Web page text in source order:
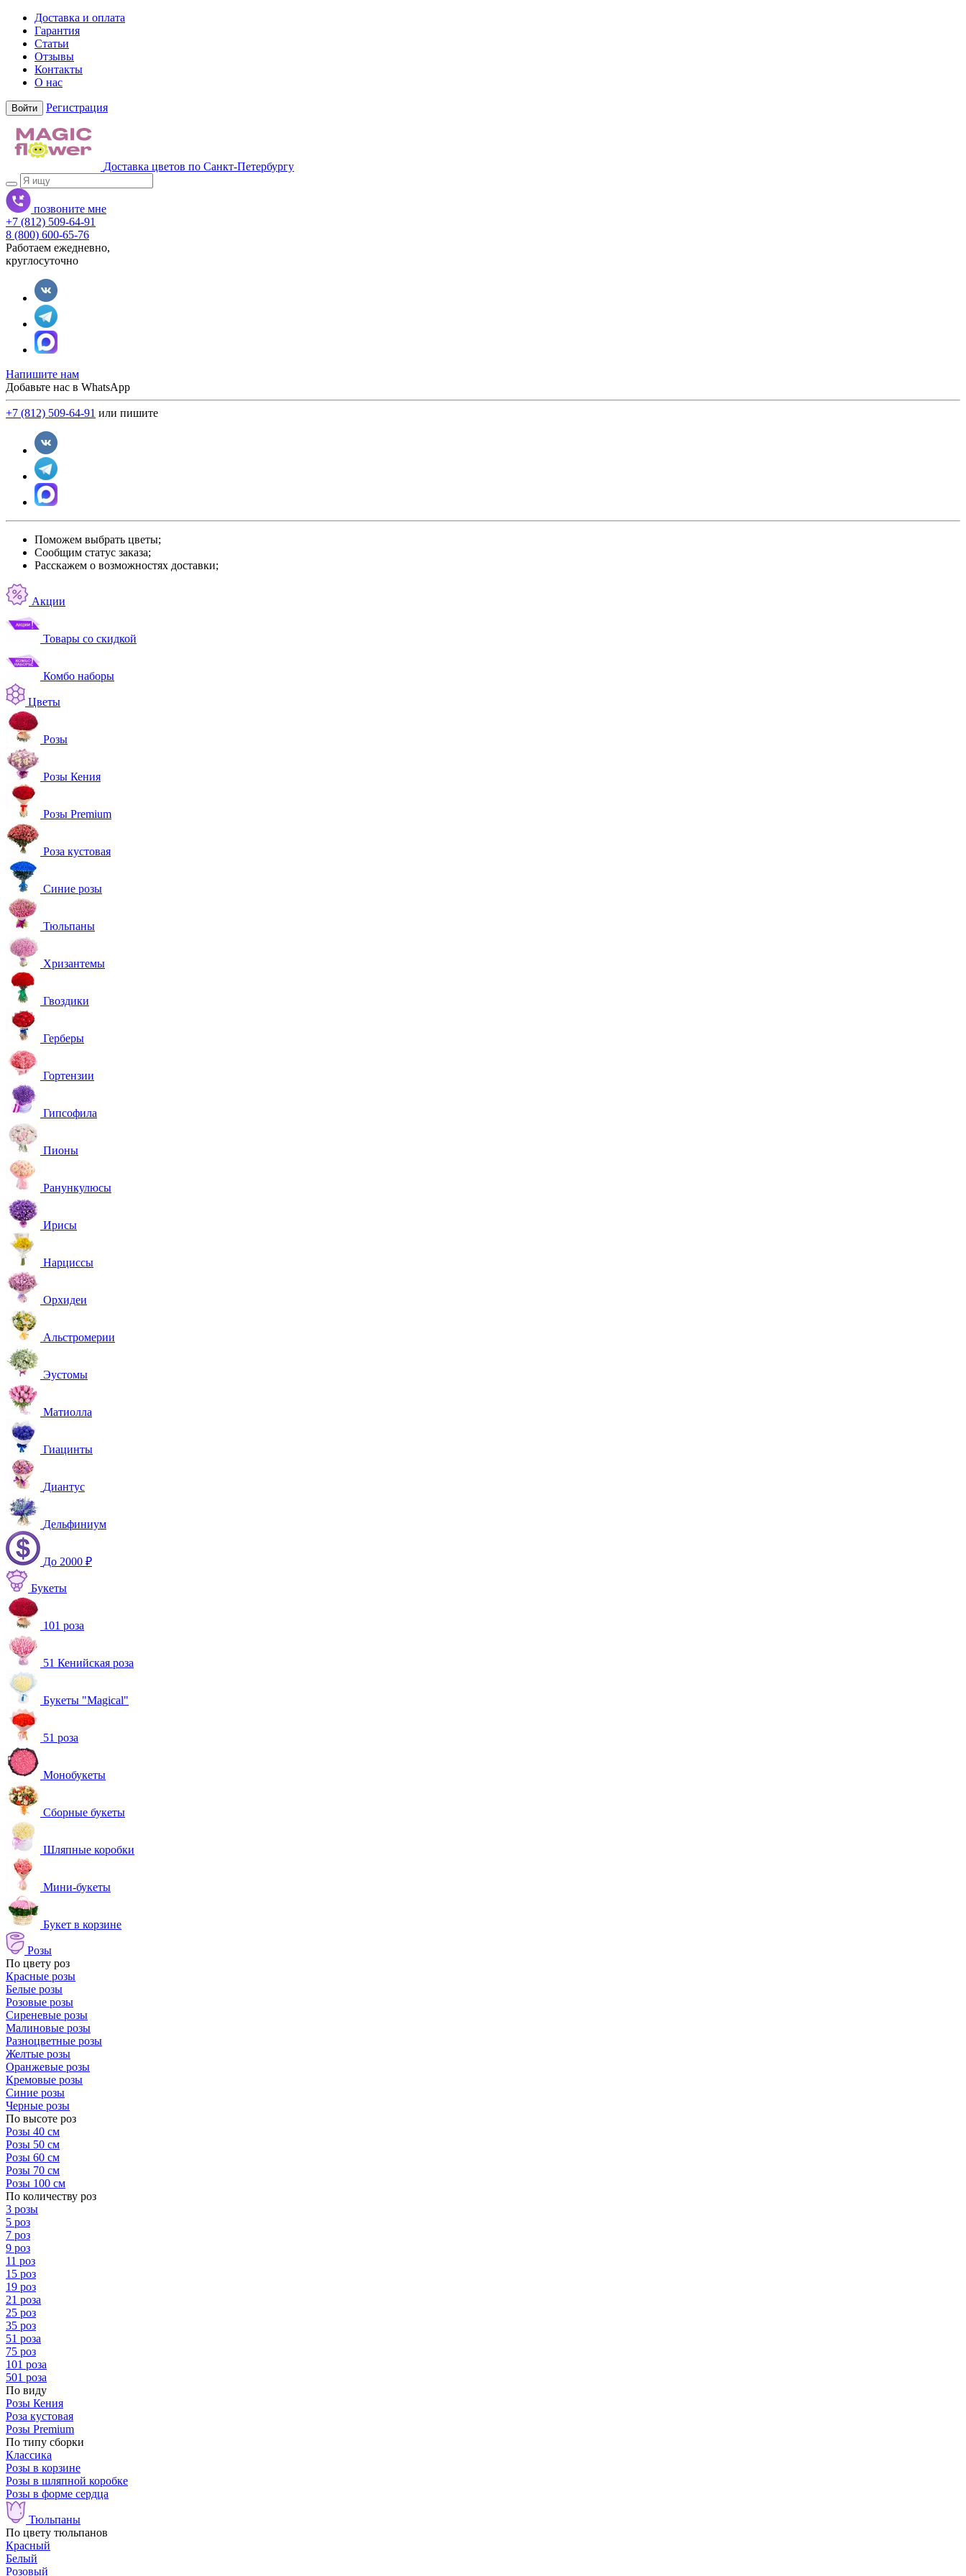
Доставка и оплата
Гарантия
Статьи
Отзывы
Контакты
О нас
Войти Регистрация
Доставка цветов по Санкт-Петербургу
позвоните мне
+7 (812) 509-64-91
8 (800) 600-65-76
Работаем ежедневно,
круглосуточно
Напишите нам
Добавьте нас в WhatsApp
+7 (812) 509-64-91 или пишите
Поможем выбрать цветы;
Сообщим статус заказа;
Расскажем о возможностях доставки;
Акции
Товары со скидкой
Комбо наборы
Цветы
Розы
Розы Кения
Розы Premium
Роза кустовая
Синие розы
Тюльпаны
Хризантемы
Гвоздики
Герберы
Гортензии
Гипсофила
Пионы
Ранункулюсы
Ирисы
Нарциссы
Орхидеи
Альстромерии
Эустомы
Матиолла
Гиацинты
Диантус
Дельфиниум
До 2000 ₽
Букеты
101 роза
51 Кенийская роза
Букеты "Magical"
51 роза
Монобукеты
Сборные букеты
Шляпные коробки
Мини-букеты
Букет в корзине
Розы
По цвету роз
Красные розы
Белые розы
Розовые розы
Сиреневые розы
Малиновые розы
Разноцветные розы
Желтые розы
Оранжевые розы
Кремовые розы
Синие розы
Черные розы
По высоте роз
Розы 40 см
Розы 50 см
Розы 60 см
Розы 70 см
Розы 100 см
По количеству роз
3 розы
5 роз
7 роз
9 роз
11 роз
15 роз
19 роз
21 роза
25 роз
35 роз
51 роза
75 роз
101 роза
501 роза
По виду
Розы Кения
Роза кустовая
Розы Premium
По типу сборки
Классика
Розы в корзине
Розы в шляпной коробке
Розы в форме сердца
Тюльпаны
По цвету тюльпанов
Красный
Белый
Розовый